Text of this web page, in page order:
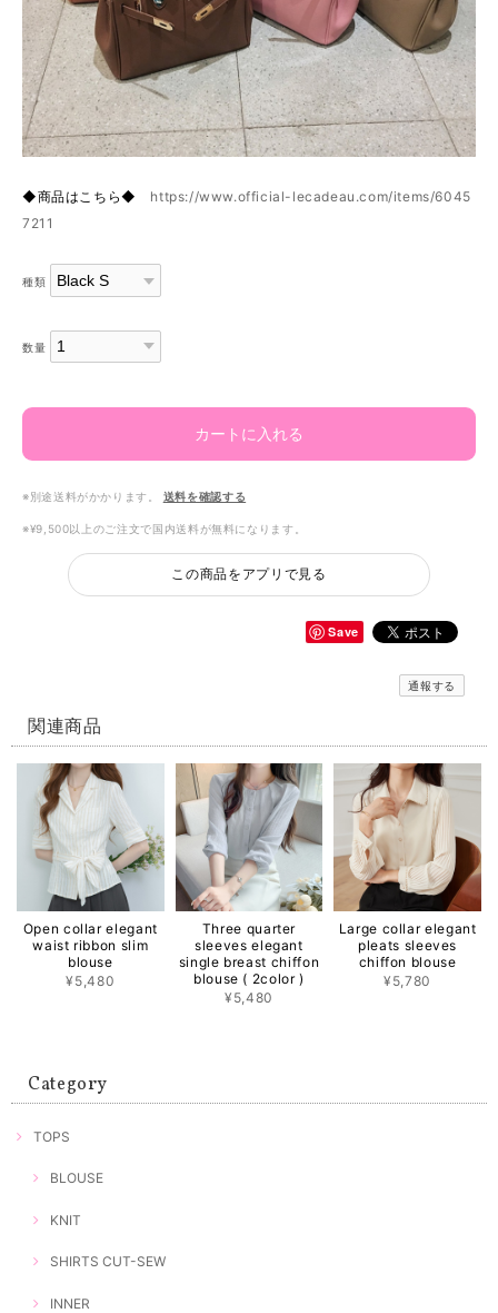
◆商品はこちら◆ https://www.official-lecadeau.com/items/6045
7211
種類
数量
カートに入れる
※別途送料がかかります。 送料を確認する
※¥9,500以上のご注文で国内送料が無料になります。
この商品をアプリで見る
Save
通報する
関連商品
Open collar elegant
waist ribbon slim
blouse
¥5,480
Three quarter
sleeves elegant
single breast chiffon
blouse ( 2color )
¥5,480
Large collar elegant
pleats sleeves
chiffon blouse
¥5,780
Category
TOPS
BLOUSE
KNIT
SHIRTS CUT-SEW
INNER